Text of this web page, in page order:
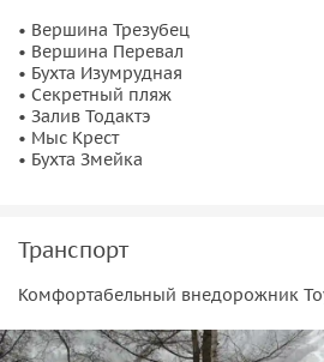
• Вершина Трезубец
• Вершина Перевал
• Бухта Изумрудная
• Секретный пляж
• Залив Тодактэ
• Мыс Крест
• Бухта Змейка
Транспорт
Комфортабельный внедорожник